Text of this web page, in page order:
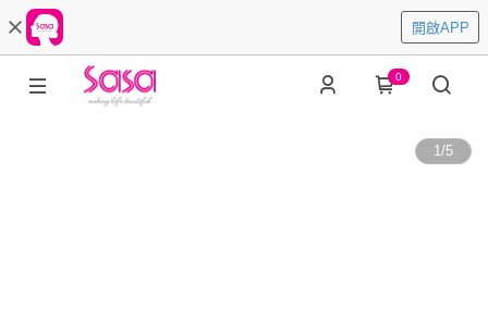
開啟APP
0
1/5